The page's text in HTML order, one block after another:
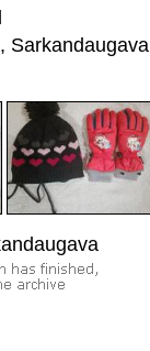
Sarkandaugava